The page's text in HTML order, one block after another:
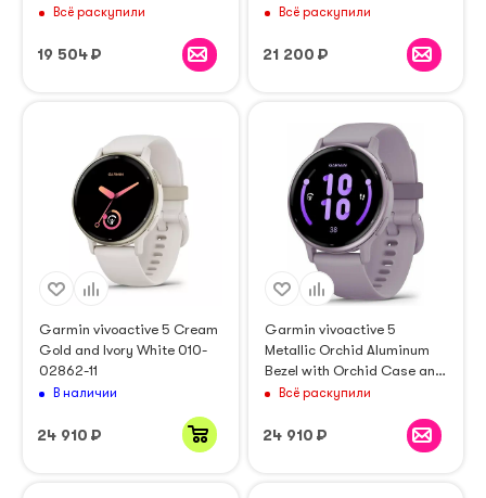
Всё раскупили
19 504₽
Всё раскупили
21 200 ₽
Garmin vivoactive 5 Cream
Gold and Ivory White 010-
02862-11
В наличии
24 910 ₽
Garmin vivoactive 5
Metallic Orchid Aluminum
Bezel with Orchid Case and
Silicone Band 010-02862-
Всё раскупили
24 910 ₽